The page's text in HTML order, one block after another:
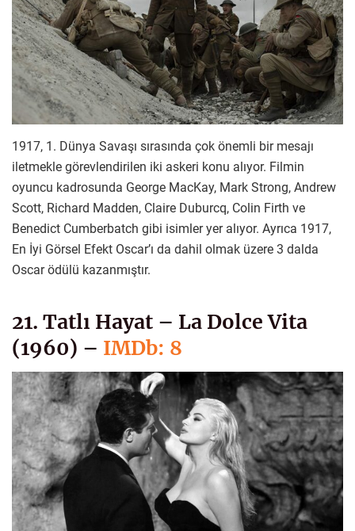
1917, 1. Dünya Savaşı sırasında çok önemli bir mesajı
iletmekle görevlendirilen iki askeri konu alıyor. Filmin
oyuncu kadrosunda George MacKay, Mark Strong, Andrew
Scott, Richard Madden, Claire Duburcq, Colin Firth ve
Benedict Cumberbatch gibi isimler yer alıyor. Ayrıca 1917,
En İyi Görsel Efekt Oscar’ı da dahil olmak üzere 3 dalda
Oscar ödülü kazanmıştır.
21. Tatlı Hayat – La Dolce Vita
(1960) – IMDb: 8